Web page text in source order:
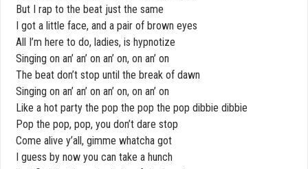
But I rap to the beat just the same
I got a little face, and a pair of brown eyes
All I’m here to do, ladies, is hypnotize
Singing on an’ an’ on an’ on, on an’ on
The beat don’t stop until the break of dawn
Singing on an’ an’ on an’ on, on an’ on
Like a hot party the pop the pop the pop dibbie dibbie
Pop the pop, pop, you don’t dare stop
Come alive y’all, gimme whatcha got
I guess by now you can take a hunch